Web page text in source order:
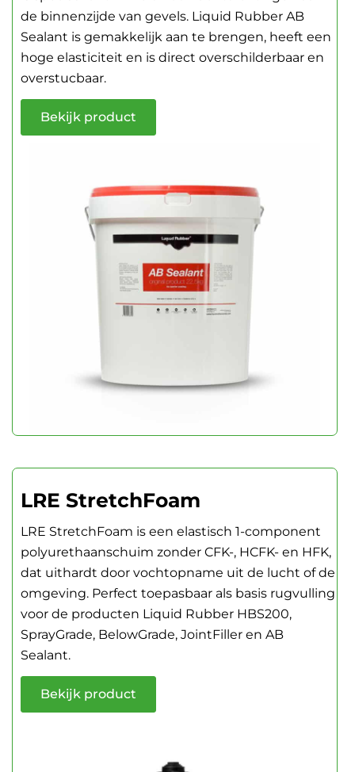
de binnenzijde van gevels. Liquid Rubber AB
Sealant is gemakkelijk aan te brengen, heeft een
hoge elasticiteit en is direct overschilderbaar en
overstucbaar.
Bekijk product
LRE StretchFoam
LRE StretchFoam is een elastisch 1-component
polyurethaanschuim zonder CFK-, HCFK- en HFK,
dat uithardt door vochtopname uit de lucht of de
omgeving. Perfect toepasbaar als basis rugvulling
voor de producten Liquid Rubber HBS200,
SprayGrade, BelowGrade, JointFiller en AB
Sealant.
Bekijk product